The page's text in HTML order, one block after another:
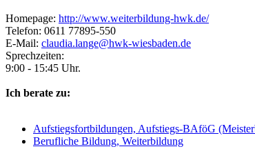
Homepage: http://www.weiterbildung-hwk.de/
Telefon: 0611 77895-550
E-Mail: claudia.lange@hwk-wiesbaden.de
Sprechzeiten:
9:00 - 15:45 Uhr.
Ich berate zu:
Aufstiegsfortbildungen, Aufstiegs-BAföG
Berufliche Bildung, Weiterbildung